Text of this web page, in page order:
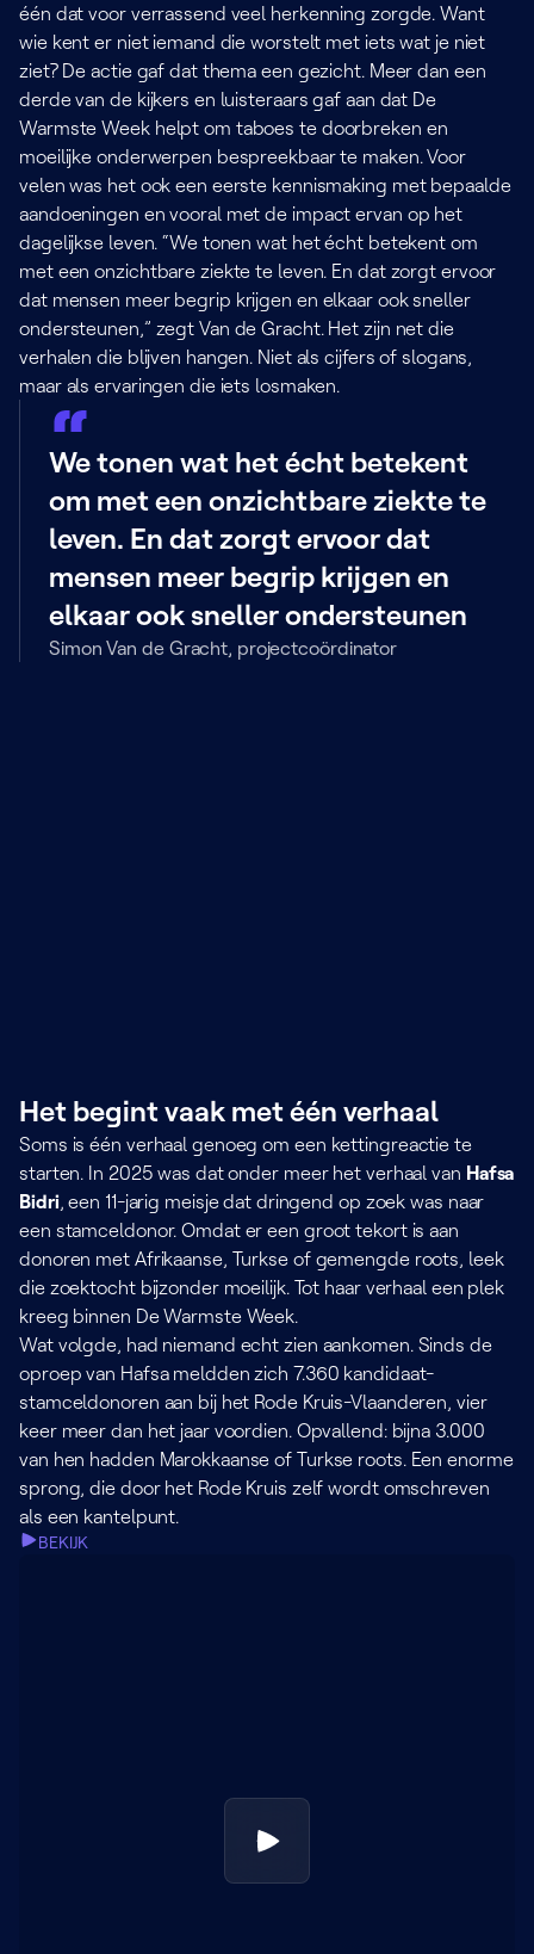
één dat voor verrassend veel herkenning zorgde. Want
wie kent er niet iemand die worstelt met iets wat je niet
ziet? De actie gaf dat thema een gezicht. Meer dan een
derde van de kijkers en luisteraars gaf aan dat De
Warmste Week helpt om taboes te doorbreken en
moeilijke onderwerpen bespreekbaar te maken. Voor
velen was het ook een eerste kennismaking met bepaalde
aandoeningen en vooral met de impact ervan op het
dagelijkse leven. “We tonen wat het écht betekent om
met een onzichtbare ziekte te leven. En dat zorgt ervoor
dat mensen meer begrip krijgen en elkaar ook sneller
ondersteunen,” zegt Van de Gracht. Het zijn net die
verhalen die blijven hangen. Niet als cijfers of slogans,
maar als ervaringen die iets losmaken.
We tonen wat het écht betekent
om met een onzichtbare ziekte te
leven. En dat zorgt ervoor dat
mensen meer begrip krijgen en
elkaar ook sneller ondersteunen
Simon Van de Gracht, projectcoördinator
Het begint vaak met één verhaal
Soms is één verhaal genoeg om een kettingreactie te
starten. In 2025 was dat onder meer het verhaal van Hafsa
Bidri, een 11-jarig meisje dat dringend op zoek was naar
een stamceldonor. Omdat er een groot tekort is aan
donoren met Afrikaanse, Turkse of gemengde roots, leek
die zoektocht bijzonder moeilijk. Tot haar verhaal een plek
kreeg binnen De Warmste Week.
Wat volgde, had niemand echt zien aankomen. Sinds de
oproep van Hafsa meldden zich 7.360 kandidaat-
stamceldonoren aan bij het Rode Kruis-Vlaanderen, vier
keer meer dan het jaar voordien. Opvallend: bijna 3.000
van hen hadden Marokkaanse of Turkse roots. Een enorme
sprong, die door het Rode Kruis zelf wordt omschreven
als een kantelpunt.
BEKIJK